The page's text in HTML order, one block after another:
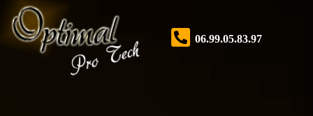
06.99.05.83.97
Fermer